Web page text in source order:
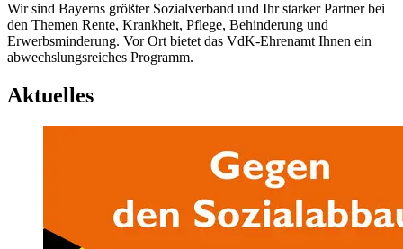
Wir sind Bayerns größter Sozialverband und Ihr starker Partner bei
den Themen Rente, Krankheit, Pflege, Behinderung und
Erwerbsminderung. Vor Ort bietet das VdK-Ehrenamt Ihnen ein
abwechslungsreiches Programm.
Aktuelles